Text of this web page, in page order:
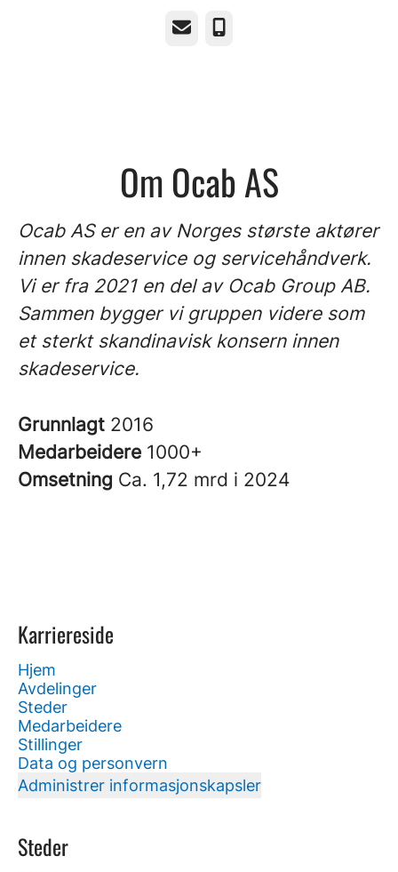
E-postTelefonnummer
Om Ocab AS
Ocab AS er en av Norges største aktører
innen skadeservice og servicehåndverk.
Vi er fra 2021 en del av Ocab Group AB.
Sammen bygger vi gruppen videre som
et sterkt skandinavisk konsern innen
skadeservice.
Grunnlagt 2016
Medarbeidere 1000+
Omsetning Ca. 1,72 mrd i 2024
Karriereside
Hjem
Avdelinger
Steder
Medarbeidere
Stillinger
Data og personvern
Administrer informasjonskapsler
Steder